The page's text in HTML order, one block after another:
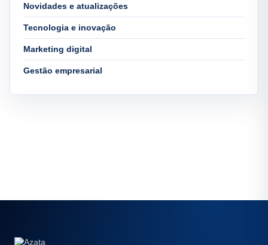
Novidades e atualizações
Tecnologia e inovação
Marketing digital
Gestão empresarial